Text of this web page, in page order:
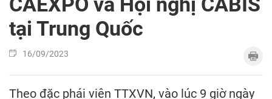
tại Trung Quốc
16/09/2023
Theo đặc phái viên TTXVN, vào lúc 9 giờ ngày